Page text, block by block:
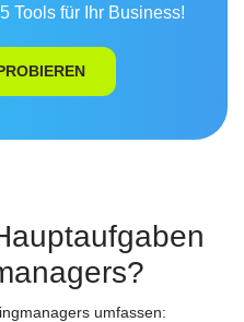
Tools für Ihr Business!
umfassen: